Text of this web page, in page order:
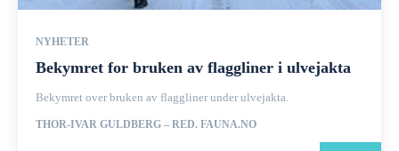
NYHETER
Bekymret for bruken av flaggliner i ulvejakta
Bekymret over bruken av flaggliner under ulvejakta.
THOR-IVAR GULDBERG – RED. FAUNA.NO